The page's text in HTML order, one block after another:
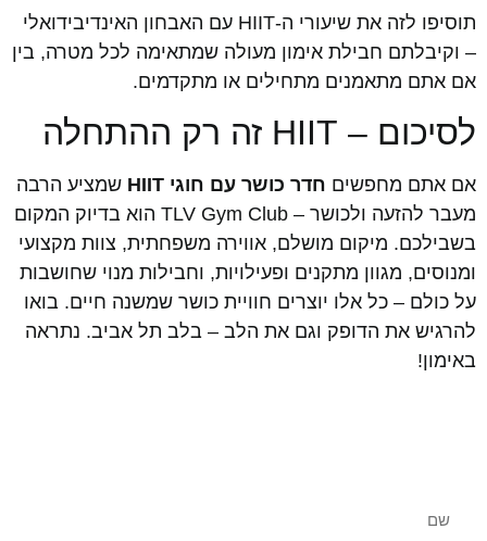
תוסיפו לזה את שיעורי ה-HIIT עם האבחון האינדיבידואלי
– וקיבלתם חבילת אימון מעולה שמתאימה לכל מטרה, בין
אם אתם מתאמנים מתחילים או מתקדמים.
לסיכום – HIIT זה רק ההתחלה
אם אתם מחפשים חדר כושר עם חוגי HIIT
שמציע הרבה
מעבר להזעה ולכושר – TLV Gym Club הוא בדיוק המקום
בשבילכם. מיקום מושלם, אווירה משפחתית, צוות מקצועי
ומנוסים, מגוון מתקנים ופעילויות, וחבילות מנוי שחושבות
על כולם – כל אלו יוצרים חוויית כושר שמשנה חיים. בואו
להרגיש את הדופק וגם את הלב – בלב תל אביב. נתראה
באימון!